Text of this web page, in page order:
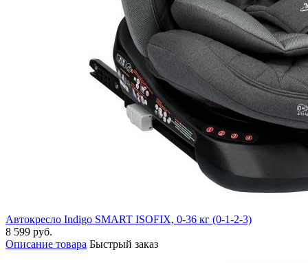
Автокресло Indigo SMART ISOFIX, 0-36 кг (0-1-2-3)
8 599 руб.
Описание товара Быстрый заказ